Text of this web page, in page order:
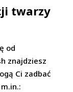
twarzy
od
znajdziesz
Ci zadbać